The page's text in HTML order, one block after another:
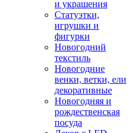
и украшения
Статуэтки,
игрушки и
фигурки
Новогодний
текстиль
Новогодние
венки, ветки, ели
декоративные
Новогодняя и
рождественская
посуда